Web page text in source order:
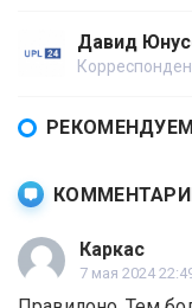
Давид
РЕКОМЕНДУЕМ
Каркас
7 мая 2024